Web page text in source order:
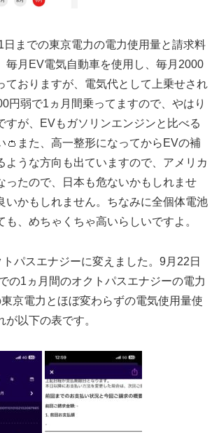
日までの東京電力の電力使用量と請求料
月EV電気自動車を使用し、毎月2000
ておりますが、電気代として上乗せされ
円弱で1ヵ月間乗ってますので、やはり
すが、EVもガソリンエンジンと比べる
👛また、高一整形になってからEVの補
ような方向も出ていますので、アメリカ
ったので、日本も危ないかもしれませ
いかもしれません。ちなみに全個体電池
も、めちゃくちゃ高いらしいですよ。
パスエナジーに変えました。9月22日
の1ヵ月間のオクトパスエナジーの電力
京電力とほぼ変わらずの電気使用量使
が以下の表です。